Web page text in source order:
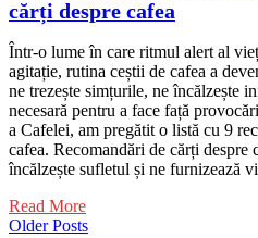
cărți despre cafea
Într-o lume în care ritmul alert al
agitație, rutina ceștii de cafea a
ne trezește simțurile, ne încălzește
necesară pentru a face față
a Cafelei, am pregătit o listă cu 9
cafea. Recomandări de cărți despre
încălzește sufletul și ne furnizează
Read More
Older Posts